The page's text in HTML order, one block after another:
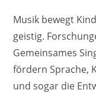
Musik bewegt
geistig.
Gemeinsames
fördern Sprache,
und sogar die